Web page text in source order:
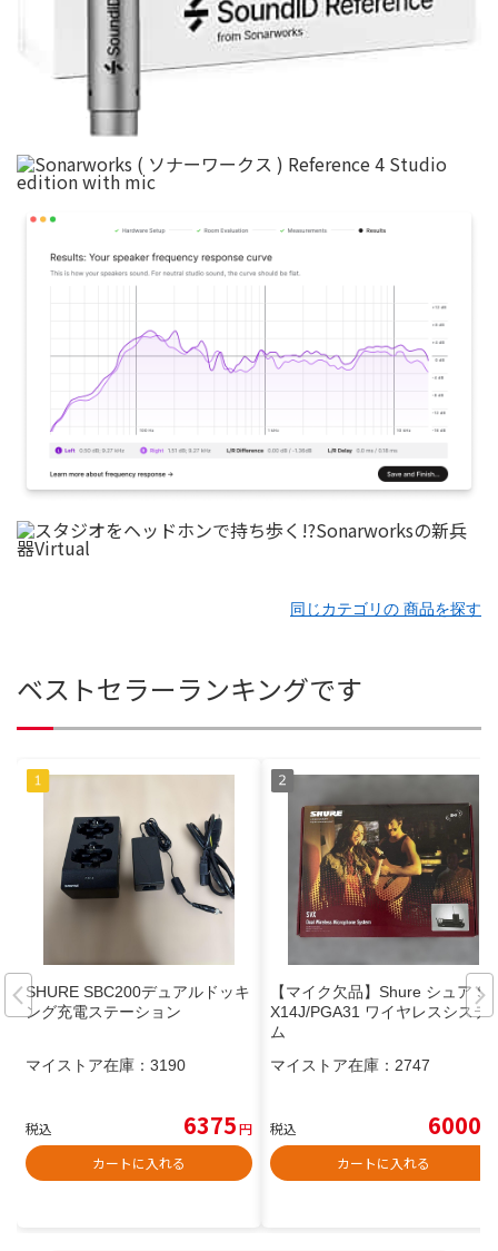
同じカテゴリの 商品を探す
ベストセラーランキングです
SHURE SBC200デュアルドッキ
ング充電ステーション
マイストア在庫： 3190
税込 6375円
カートに入れる
【マイク欠品】Shure シュア SV
X14J/PGA31 ワイヤレスシステ
ム
マイストア在庫： 2747
税込 6000
カートに入れる